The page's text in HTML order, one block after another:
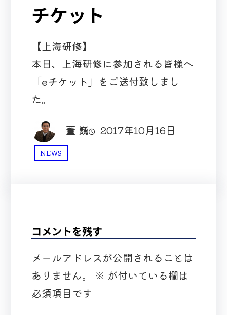
チケット
【上海研修】
本日、上海研修に参加される皆様へ
「eチケット」をご送付致しまし
た。
董 巍 2017年10月16日
NEWS
コメントを残す
メールアドレスが公開されることは
ありません。
※ が付いている欄は
必須項目です